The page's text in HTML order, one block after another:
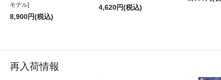
モデル]
8,900円(税込)
4,620円(税込)
再入荷情報